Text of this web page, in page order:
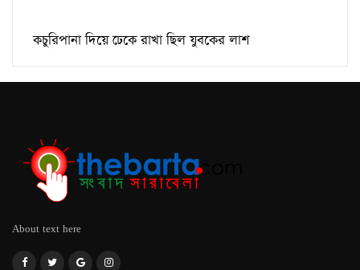
কচুরিপানা দিয়ে ঢেকে রাখা ছিল যুবকের লাশ
About text here